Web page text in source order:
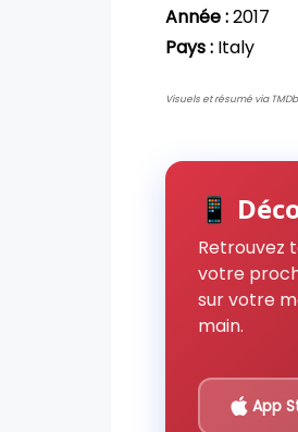
Année :2017
Pays : Italy
Visuels et résumé via TMDb
📱
Retrouvez
votre
sur votre
main.
App